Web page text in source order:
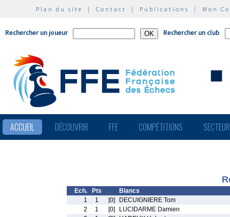
Plan du site | Contact | Publications | Mon
Rechercher un joueur Rechercher un club
ACCUEIL DÉCOUVRIR FFE COMPÉTITIONS
Ech. Pts
Blancs
1
1 [0]
DECUIGNIERE Tom
2
1 [0]
LUCIDARME Damien